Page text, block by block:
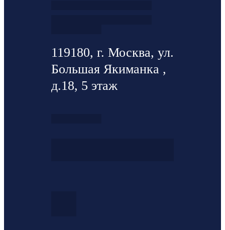
119180, г. Москва, ул.
Большая Якиманка ,
д.18, 5 этаж